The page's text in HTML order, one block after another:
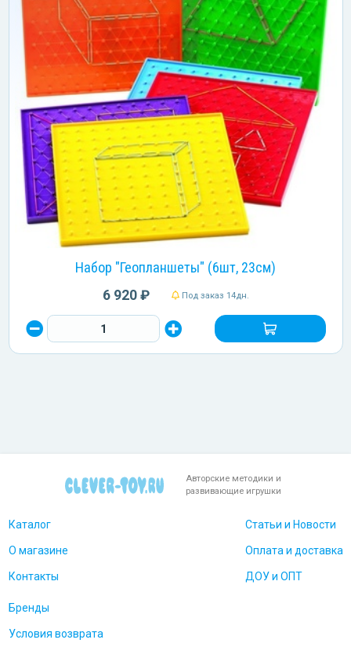
Набор "Геопланшеты" (6шт, 23см)
6 920 ₽ Под заказ 14дн.
Авторские методики и
развивающие игрушки
Каталог
О магазине
Контакты
Статьи и Новости
Оплата и доставка
ДОУ и ОПТ
Бренды
Условия возврата